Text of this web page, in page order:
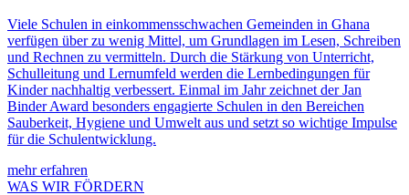
Viele Schulen in einkommensschwachen Gemeinden in Ghana
verfügen über zu wenig Mittel, um Grundlagen im Lesen, Schreiben
und Rechnen zu vermitteln. Durch die Stärkung von Unterricht,
Schulleitung und Lernumfeld werden die Lernbedingungen für
Kinder nachhaltig verbessert. Einmal im Jahr zeichnet der Jan
Binder Award besonders engagierte Schulen in den Bereichen
Sauberkeit, Hygiene und Umwelt aus und setzt so wichtige Impulse
für die Schulentwicklung.
mehr erfahren
WAS WIR FÖRDERN